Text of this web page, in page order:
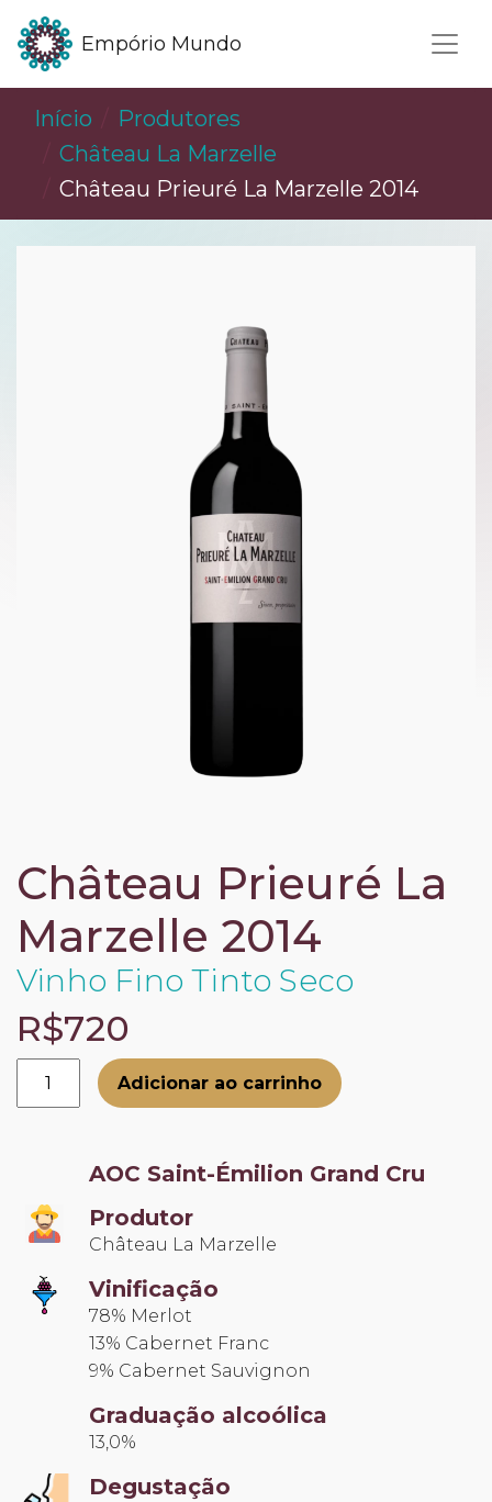
Empório Mundo
Início
Produtores
Château La Marzelle
Château Prieuré La Marzelle 2014
Château Prieuré La
Marzelle 2014
Vinho Fino Tinto Seco
R$720
Château
quantidade
Adicionar ao carrinho
AOC Saint-Émilion Grand Cru
Produtor
Château La Marzelle
Vinificação
78% Merlot
13% Cabernet Franc
9% Cabernet Sauvignon
Graduação alcoólica
13,0%
Degustação